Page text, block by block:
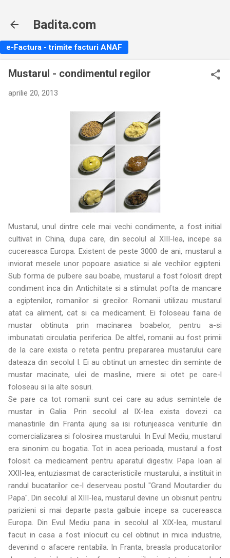
Badita.com
e-Factura - trimite facturi ANAF
Mustarul - condimentul regilor
aprilie 20, 2013
Mustarul, unul dintre cele mai vechi condimente, a fost initial
cultivat in China, dupa care, din secolul al XIII-lea, incepe sa
cucereasca Europa. Existent de peste 3000 de ani, mustarul a
inviorat mesele unor popoare asiatice si ale vechilor egipteni.
Sub forma de pulbere sau boabe, mustarul a fost folosit drept
condiment inca din Antichitate si a stimulat pofta de mancare
a egiptenilor, romanilor si grecilor. Romanii utilizau mustarul
atat ca aliment, cat si ca medicament. Ei foloseau faina de
mustar obtinuta prin macinarea boabelor, pentru a-si
imbunatati circulatia periferica. De altfel, romanii au fost primii
de la care exista o reteta pentru prepararea mustarului care
dateaza din secolul I. Ei au obtinut un amestec din seminte de
mustar macinate, ulei de masline, miere si otet pe care-l
foloseau si la alte sosuri.
Se pare ca tot romanii sunt cei care au adus semintele de
mustar in Galia. Prin secolul al IX-lea exista dovezi ca
manastirile din Franta ajung sa isi rotunjeasca veniturile din
comercializarea si folosirea mustarului. In Evul Mediu, mustarul
era sinonim cu bogatia. Tot in acea perioada, mustarul a fost
folosit ca medicament pentru aparatul digestiv. Papa Ioan al
XXII-lea, entuziasmat de caracteristicile mustarului, a instituit in
randul bucatarilor ce-l deserveau postul "Grand Moutardier du
Papa". Din secolul al XIII-lea, mustarul devine un obisnuit pentru
parizieni si mai departe pasta galbuie incepe sa cucereasca
Europa. Din Evul Mediu pana in secolul al XIX-lea, mustarul
facut in casa a fost inlocuit cu cel obtinut in mica industrie,
devenind o afacere rentabila. In Franta, breasla producatorilor